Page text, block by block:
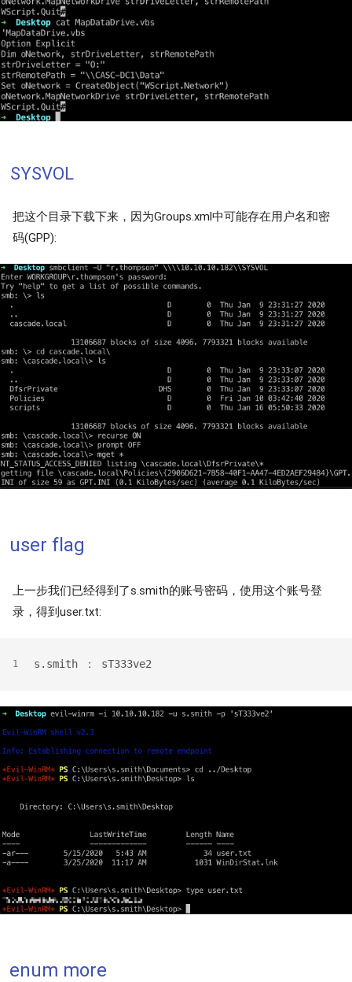
SYSVOL
把这个目录下载下来，因为Groups.xml中可能存在用户名和密
码(GPP):
user flag
上一步我们已经得到了s.smith的账号密码，使用这个账号登
录，得到user.txt:
1 s.smith ： sT333ve2
enum more